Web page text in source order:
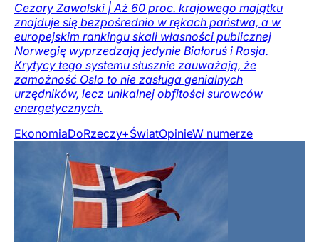
Cezary Zawalski | Aż 60 proc. krajowego majątku
znajduje się bezpośrednio w rękach państwa, a w
europejskim rankingu skali własności publicznej
Norwegię wyprzedzają jedynie Białoruś i Rosja.
Krytycy tego systemu słusznie zauważają, że
zamożność Oslo to nie zasługa genialnych
urzędników, lecz unikalnej obfitości surowców
energetycznych.
EkonomiaDoRzeczy+ŚwiatOpinieW numerze